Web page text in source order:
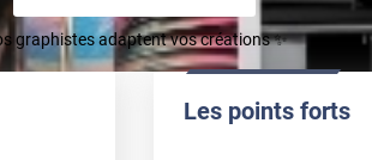
graphistes adaptent vos créations ✨
Les points forts